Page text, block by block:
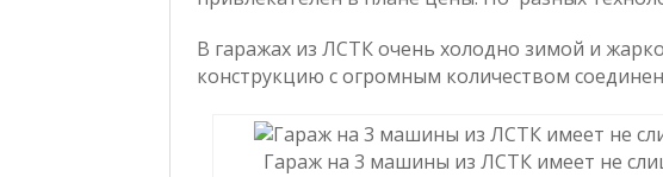
В гаражах из ЛСТК очень холодно зимой и
конструкцию с огромным количеством
Гараж на 3 машины из ЛСТК имеет не